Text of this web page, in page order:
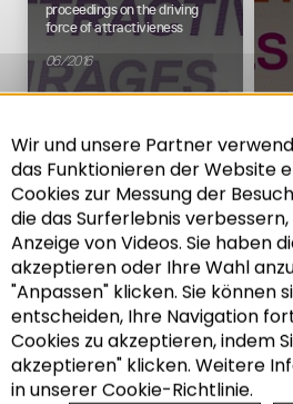
Recherche
proceedings on the driving
force of attractivieness
06/2016
Wirtschaft
25. ADEUS-TREFFEN
Mobilität: neue modelle auf
dem prüfstand
11/2015
wir
07/
Wir und unsere Partner
das Funktionieren der Website
Cookies zur Messung der
die das Surferlebnis
Anzeige von Videos. Sie haben
akzeptieren oder Ihre Wahl
"Anpassen" klicken. Sie können
entscheiden, Ihre Navigation
Cookies zu akzeptieren, indem
akzeptieren" klicken. Weitere
in unserer Cookie-Richtlinie.